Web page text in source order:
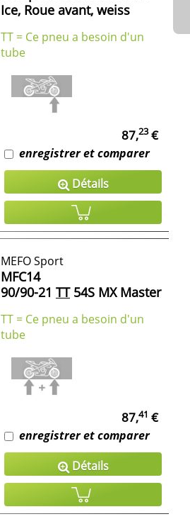
Ice, Roue avant, weiss
TT = Ce pneu a besoin d'un
tube
87,23€
enregistrer et comparer
Détails
MEFO Sport
MFC14
90/90-21 TT54S MX Master
TT = Ce pneu a besoin d'un
tube
87,41 €
enregistrer et comparer
Détails